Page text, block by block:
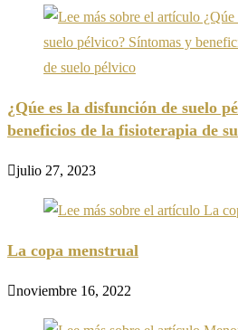
¿Qúe es la disfunción de suelo
beneficios de la fisioterapia de
julio 27, 2023
La copa menstrual
noviembre 16, 2022